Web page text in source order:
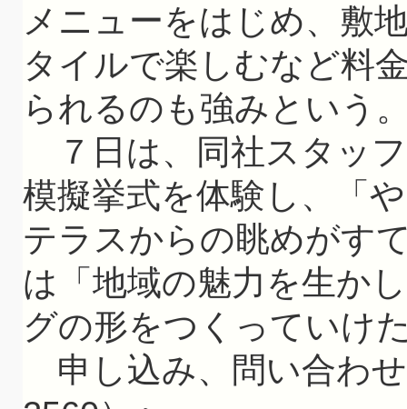
メニューをはじめ、敷
タイルで楽しむなど料
られるのも強みという
７日は、同社スタッ
模擬挙式を体験し、「
テラスからの眺めがす
は「地域の魅力を生か
グの形をつくっていけ
申し込み、問い合わ